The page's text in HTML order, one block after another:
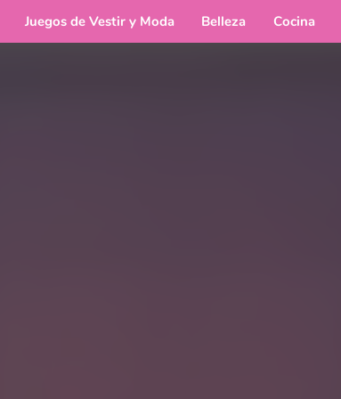
Juegos de Vestir y Moda Belleza Cocina